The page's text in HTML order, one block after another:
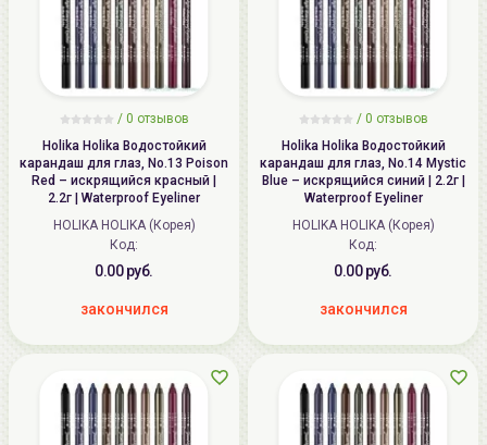
/ 0 отзывов
Holika Holika Водостойкий
карандаш для глаз, No.13 Poison
Red – искрящийся красный |
2.2г | Waterproof Eyeliner
HOLIKA HOLIKA (Корея)
Код:
0.00 руб.
закончился
/ 0 отзывов
Holika Holika Водостойкий
карандаш для глаз, No.14 Mystic
Blue – искрящийся синий | 2.2г |
Waterproof Eyeliner
HOLIKA HOLIKA (Корея)
Код:
0.00 руб.
закончился